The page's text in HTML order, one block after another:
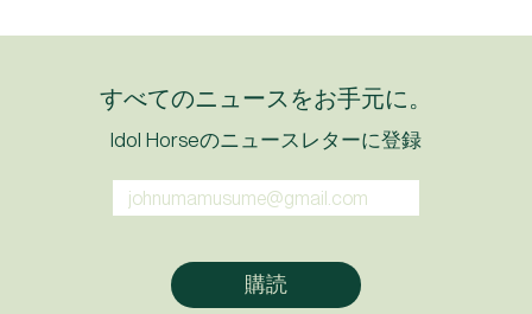
すべてのニュースをお手元に。
Idol Horseのニュースレターに登録